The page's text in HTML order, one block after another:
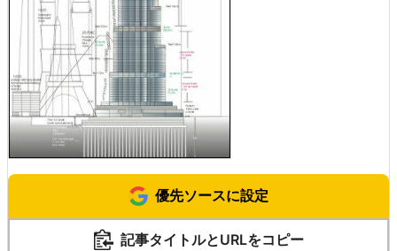
優先ソースに設定
記事タイトルとURLをコピー